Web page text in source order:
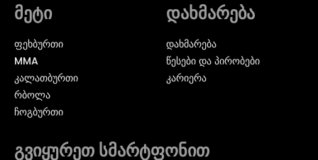
მეტი
ᲤᲔᲮᲑᲣᲠᲗᲘ
MMA
ᲙᲐᲚᲐᲗᲑᲣᲠᲗᲘ
ᲠᲑᲝᲚᲐ
ᲩᲝᲒᲑᲣᲠᲗᲘ
დახმარება
დახმარება
წესები და პირობები
კარიერა
გვიყურეთ სმარტფონით